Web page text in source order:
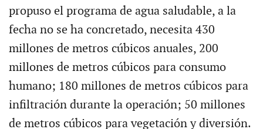
propuso el programa de agua saludable, a la
fecha no se ha concretado, necesita 430
millones de metros cúbicos anuales, 200
millones de metros cúbicos para consumo
humano; 180 millones de metros cúbicos para
infiltración durante la operación; 50 millones
de metros cúbicos para vegetación y diversión.